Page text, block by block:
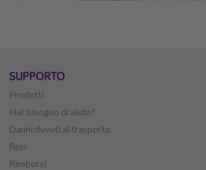
SUPPORTO
Prodotti
Hai bisogno di aiuto?
Danni dovuti al trasporto
Resi
Rimborsi